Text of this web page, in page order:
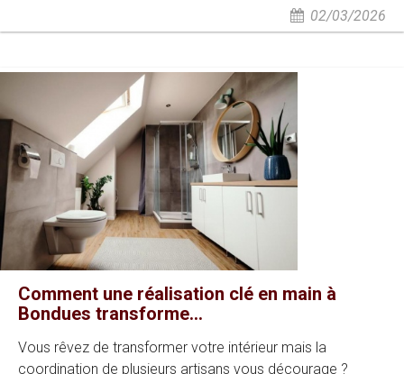
02/03/2026
Comment une réalisation clé en main à
Bondues transforme...
Vous rêvez de transformer votre intérieur mais la
coordination de plusieurs artisans vous décourage ?